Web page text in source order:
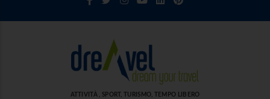
ATTIVITÀ , SPORT, TURISMO, TEMPO LIBERO